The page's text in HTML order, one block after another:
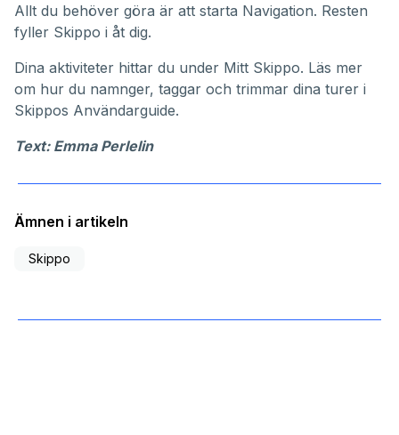
Allt du behöver göra är att starta Navigation. Resten
fyller Skippo i åt dig.
Dina aktiviteter hittar du under Mitt Skippo. Läs mer
om hur du namnger, taggar och trimmar dina turer i
Skippos Användarguide.
Text: Emma Perlelin
Ämnen i artikeln
Skippo